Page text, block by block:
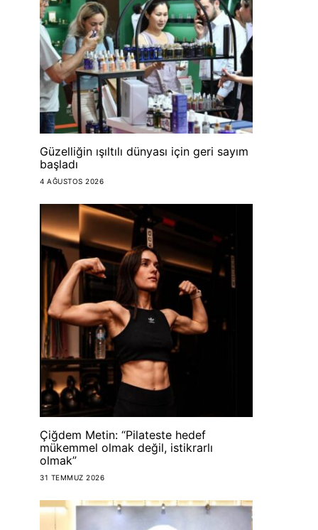
Güzelliğin ışıltılı dünyası için geri sayım
başladı
4 AĞUSTOS 2026
Çiğdem Metin: “Pilateste hedef
mükemmel olmak değil, istikrarlı
olmak”
31 TEMMUZ 2026